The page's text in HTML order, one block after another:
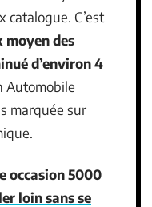
catalogue. C’est
moyen des
d’environ 4
Automobile
marquée sur
occasion 5000
loin sans se